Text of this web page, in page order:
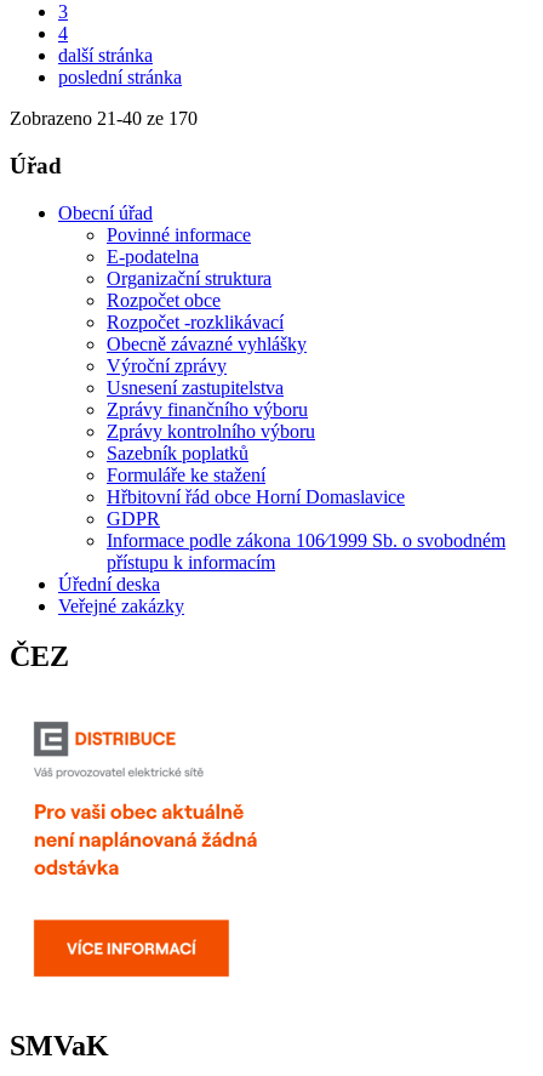
3
4
další stránka
poslední stránka
Zobrazeno 21-40 ze 170
Úřad
Obecní úřad
Povinné informace
E-podatelna
Organizační struktura
Rozpočet obce
Rozpočet -rozklikávací
Obecně závazné vyhlášky
Výroční zprávy
Usnesení zastupitelstva
Zprávy finančního výboru
Zprávy kontrolního výboru
Sazebník poplatků
Formuláře ke stažení
Hřbitovní řád obce Horní Domaslavice
GDPR
Informace podle zákona 106⁄1999 Sb. o svobodném
přístupu k informacím
Úřední deska
Veřejné zakázky
ČEZ
SMVaK